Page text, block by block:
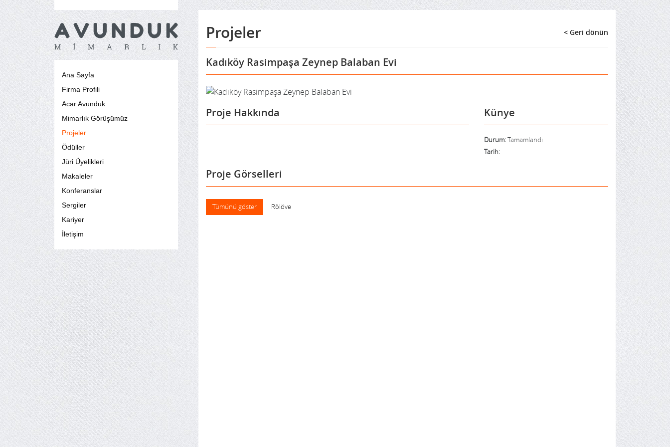
Ana Sayfa
Firma Profili
Acar Avunduk
Mimarlık Görüşümüz
Projeler
Ödüller
Jüri Üyelikleri
Makaleler
Konferanslar
Sergiler
Kariyer
İletişim
Projeler < Geri dönün
Kadıköy Rasimpaşa Zeynep Balaban Evi
Proje Hakkında Künye
Durum:Tamamlandı
Tarih:
Proje Görselleri
Tümünü göster Rölöve